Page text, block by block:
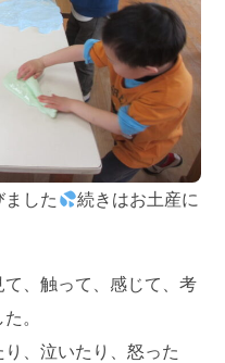
ました
続きはお土産に
て、触って、感じて、考
。
、泣いたり、怒った